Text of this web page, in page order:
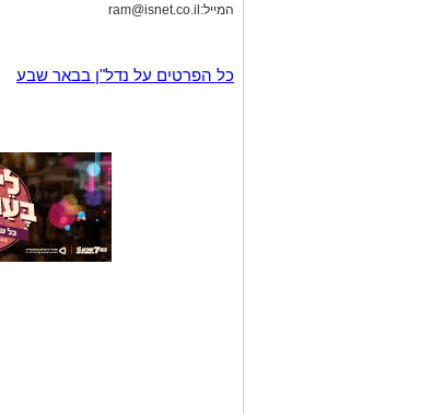
המייל:ram@isnet.co.il
כל הפרטים על נדל"ן בבאר שבע